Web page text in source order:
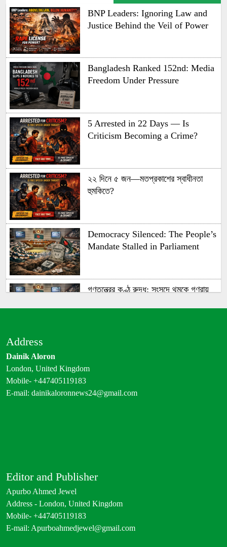
BNP Leaders: Ignoring Law and
Justice Behind the Veil of Power
Bangladesh Ranked 152nd: Media
Freedom Under Pressure
5 Arrested in 22 Days — Is
Criticism Becoming a Crime?
২২ দিনে ৫ জন—মতপ্রকাশের স্বাধীনতা
হুমকিতে?
Democracy Silenced: The People’s
Mandate Stalled in Parliament
গণতন্ত্রের কণ্ঠ রুদ্ধ: সংসদে থমকে গণরায়
ক্ষমতার লোভে গণতন্ত্রকে উপেক্ষা করছে
Administrative Control in BNP’s
প্রশাসন ও মিডিয়া নিয়ন্ত্রণে বিএনপির ২০২৬
সালের ক্ষমতা দখল
Address
Dainik Aloron
London, United Kingdom
Mobile- +447405119183
E-mail: dainikaloronnews24@gmail.com
Editor and Publisher
Apurbo Ahmed Jewel
Address - London, United Kingdom
Mobile- +447405119183
E-mail: Apurboahmedjewel@gmail.com